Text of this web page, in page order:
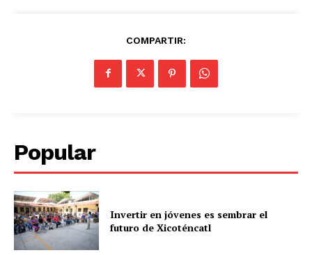
COMPARTIR:
Popular
Invertir en jóvenes es sembrar el
futuro de Xicoténcatl